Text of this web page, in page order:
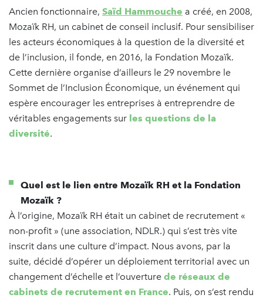
Ancien fonctionnaire, Saïd Hammouche a créé, en 2008,
Mozaïk RH, un cabinet de conseil inclusif. Pour sensibiliser
les acteurs économiques à la question de la diversité et
de l’inclusion, il fonde, en 2016, la Fondation Mozaïk.
Cette dernière organise d’ailleurs le 29 novembre le
Sommet de l’Inclusion Économique, un événement qui
espère encourager les entreprises à entreprendre de
véritables engagements sur les questions de la
diversité.
Quel est le lien entre Mozaïk RH et la Fondation
Mozaïk ?
À l’origine, Mozaïk RH était un cabinet de recrutement «
non-profit » (une association, NDLR.) qui s’est très vite
inscrit dans une culture d’impact. Nous avons, par la
suite, décidé d’opérer un déploiement territorial avec un
changement d’échelle et l’ouverture de réseaux de
cabinets de recrutement en France. Puis, on s’est rendu